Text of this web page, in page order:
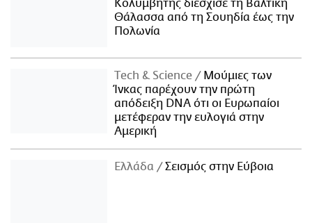
Κολυμβητής διέσχισε τη Βαλτική
Θάλασσα από τη Σουηδία έως την
Πολωνία
Τech & Science
Μούμιες των
Ίνκας παρέχουν την πρώτη
απόδειξη DNA ότι οι Ευρωπαίοι
μετέφεραν την ευλογιά στην
Αμερική
Ελλάδα Σεισμός στην Εύβοια